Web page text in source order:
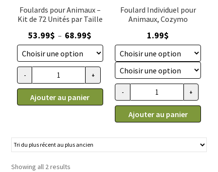
Foulards pour Animaux –
Kit de 72 Unités par Taille
53.99$ – 68.99$
de
prix :
53.99$
à
quantité
de
Foulard
(Kit
72
unités
- +
Ajouter au panier
Foulard Individuel pour
Animaux, Cozymo
1.99$
quantité
de
Foulard
- +
Ajouter au panier
Showing all 2 results